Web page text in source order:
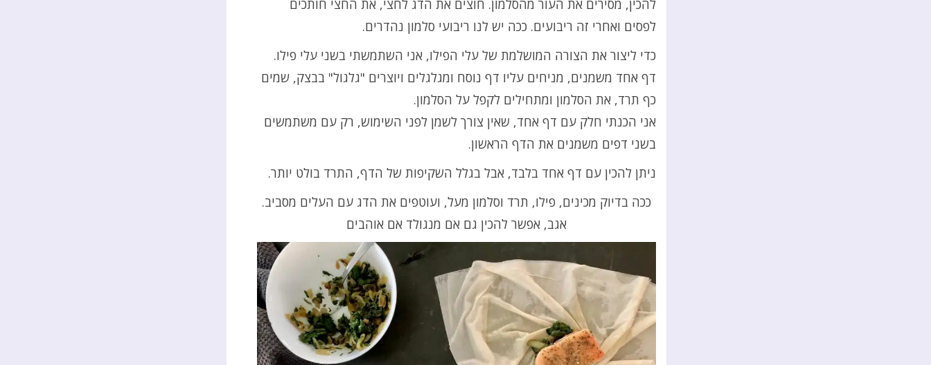
להכין, מסירים את העור מהסלמון. חוצים את הדג לחצי, את החצי חותכים
לפסים ואחרי זה ריבועים. ככה יש לנו ריבועי סלמון נהדרים.
כדי ליצור את הצורה המושלמת של עלי הפילו, אני השתמשתי בשני עלי פילו.
דף אחד משמנים, מניחים עליו דף נוסח ומגלגלים ויוצרים "גלגול" בבצק, שמים
כף תרד, את הסלמון ומתחילים לקפל על הסלמון.
אני הכנתי חלק עם דף אחד, שאין צורך לשמן לפני השימוש, רק עם משתמשים
בשני דפים משמנים את הדף הראשון.
ניתן להכין עם דף אחד בלבד, אבל בגלל השקיפות של הדף, התרד בולט יותר.
ככה בדיוק מכינים, פילו, תרד וסלמון מעל, ועוטפים את הדג עם העלים מסביב.
אגב, אפשר להכין גם אם מנגולד אם אוהבים